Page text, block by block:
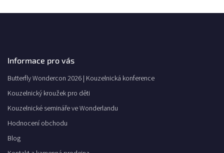
Informace pro vás
Butterfly Wondercon 2026 | Kouzelnická konference
Kouzelnický kroužek pro děti
Kouzelnické semináře ve Wonderlandu
Hodnocení obchodu
Blog